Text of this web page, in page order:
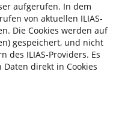
aufgerufen. In dem
von aktuellen ILIAS-
Die Cookies werden auf
gespeichert, und nicht
des ILIAS-Providers. Es
direkt in Cookies